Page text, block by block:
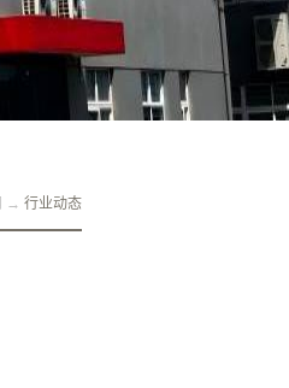
→ 行业动态